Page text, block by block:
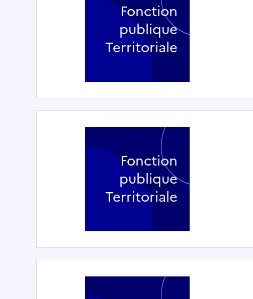
Fonction
publique
Territoriale
Fonction
publique
Territoriale